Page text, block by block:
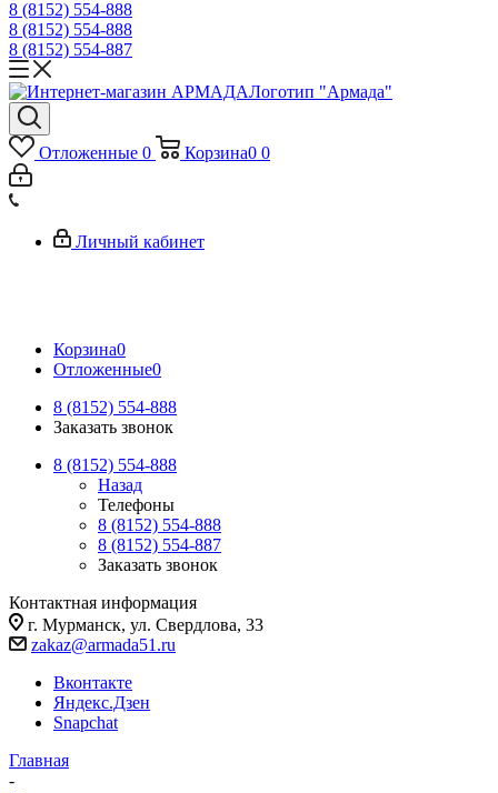
Отложенные
Заказать звонок
8 (8152) 554-888
8 (8152) 554-888
8 (8152) 554-887
Отложенные 0 Корзина
Личный кабинет
Отложенные0
8 (8152) 554-888
Заказать звонок
8 (8152) 554-888
Телефоны
8 (8152) 554-888
8 (8152) 554-887
Контактная информация
г. Мурманск, ул. Свердлова, 33